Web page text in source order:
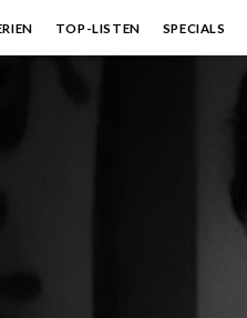
TOP-LISTEN SPECIALS